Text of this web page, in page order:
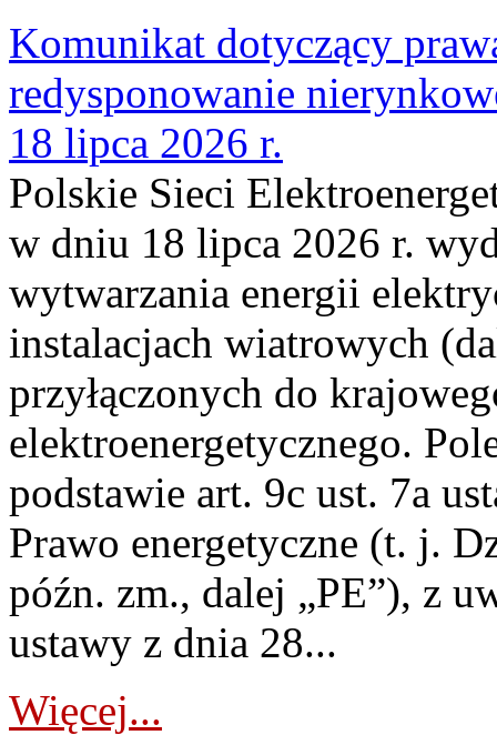
Komunikat dotyczący
redysponowanie
18 lipca 2026 r.
Polskie Sieci
w dniu 18 lipca 2026 r.
wytwarzania energii
instalacjach wiatrowych
przyłączonych do
elektroenergetycznego.
podstawie art. 9c ust. 7a
Prawo energetyczne (t. j.
późn. zm., dalej „PE”), z
ustawy z dnia 28...
Więcej...